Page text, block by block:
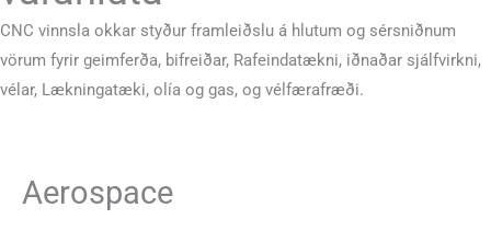
CNC vinnsla okkar styður framleiðslu á hlutum og sérsniðnum
vörum fyrir geimferða, bifreiðar, Rafeindatækni, iðnaðar sjálfvirkni,
vélar, Lækningatæki, olía og gas, og vélfærafræði.
Aerospace